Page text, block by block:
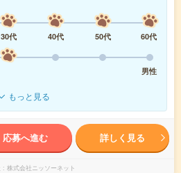
30代 40代 50代
60代
男性
もっと見る
応募へ進む 詳しく見る
株式会社ニッソーネット